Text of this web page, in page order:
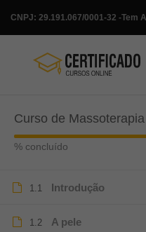
Tem
CNPJ: 29.191.067/0001-32 -
Curso de
% concluído
1.1 Introdução
1.2 A pele